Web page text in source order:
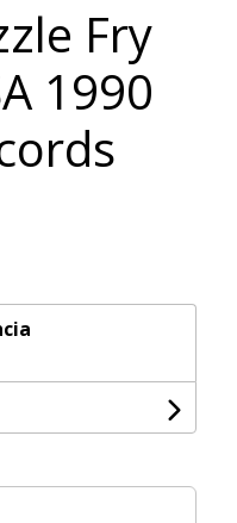
Fry
1990